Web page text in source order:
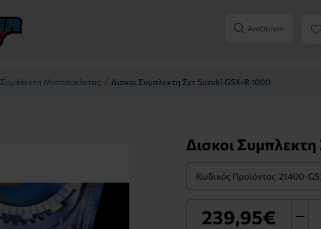
Αναζήτηση
Συμπλεκτη Μοτοσυκλετας Δισκοι Συμπλεκτη Σετ Suzuki GSX-R 1000
Δισκοι
Κωδικός Προϊόντος 21400-
239,95€